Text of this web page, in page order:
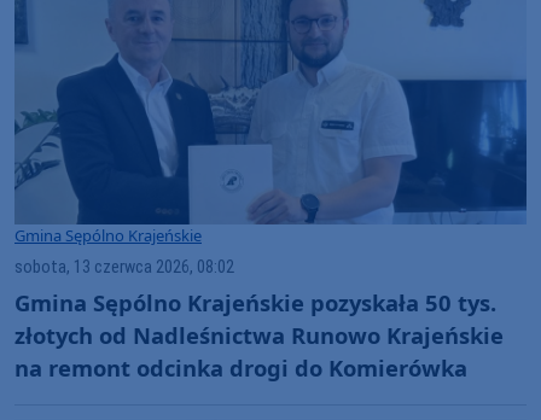
Gmina Sępólno Krajeńskie
sobota, 13 czerwca 2026, 08:02
Gmina Sępólno Krajeńskie pozyskała 50 tys.
złotych od Nadleśnictwa Runowo Krajeńskie
na remont odcinka drogi do Komierówka